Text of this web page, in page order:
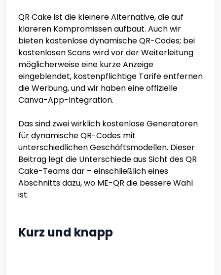
QR Cake ist die kleinere Alternative, die auf
klareren Kompromissen aufbaut. Auch wir
bieten kostenlose dynamische QR-Codes; bei
kostenlosen Scans wird vor der Weiterleitung
möglicherweise eine kurze Anzeige
eingeblendet, kostenpflichtige Tarife entfernen
die Werbung, und wir haben eine offizielle
Canva-App-Integration.
Das sind zwei wirklich kostenlose Generatoren
für dynamische QR-Codes mit
unterschiedlichen Geschäftsmodellen. Dieser
Beitrag legt die Unterschiede aus Sicht des QR
Cake-Teams dar – einschließlich eines
Abschnitts dazu, wo ME-QR die bessere Wahl
ist.
Kurz und knapp